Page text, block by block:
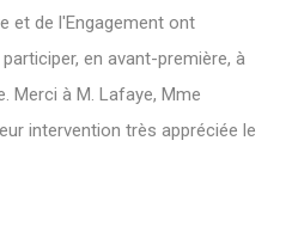
et de l'Engagement ont
en avant-première, à
Merci à M. Lafaye, Mme
intervention très appréciée le